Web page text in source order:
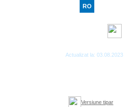
RO
Actualizat la: 03.08.2023
Versiune tipar